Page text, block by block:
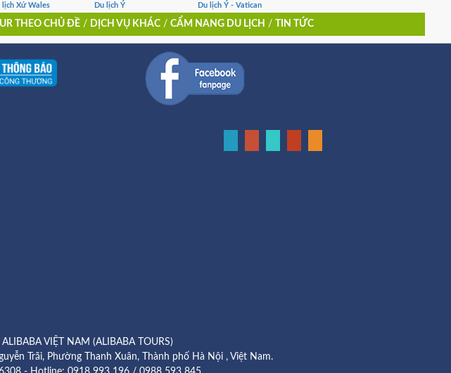
lịch Xứ Wales
Du lịch Ý Du lịch Ý - Vatican
THEO CHỦ ĐỀ / DỊCH VỤ KHÁC / CẨM NANG DU LỊCH / TIN TỨC
VIỆT NAM (ALIBABA TOURS)
Trãi, Phường Thanh Xuân, Thành phố Hà Nội , Việt Nam.